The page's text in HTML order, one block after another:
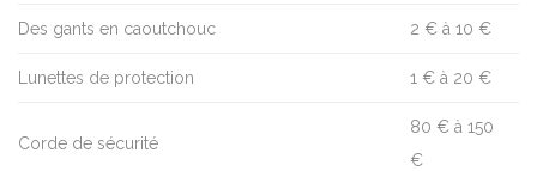
Des gants en caoutchouc 2 € à 10 €
Lunettes de protection 1 € à 20 €
Corde de sécurité
80 € à 150
€